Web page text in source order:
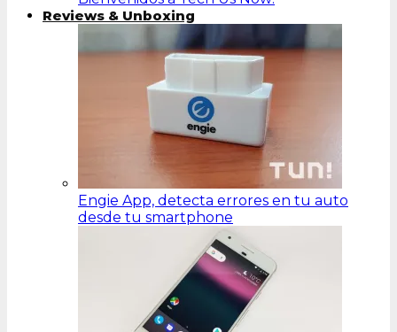
Reviews & Unboxing
Engie App, detecta errores en tu auto
desde tu smartphone